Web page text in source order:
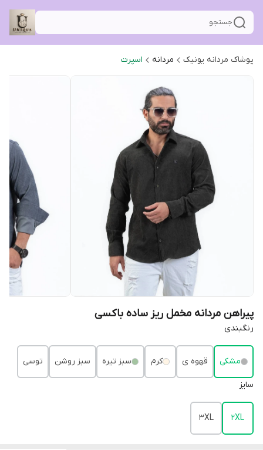
جستجو
پوشاک مردانه یونیک مردانه اسپرت
پیراهن مردانه مخمل ریز ساده باکسی
رنگبندی
مشکی قهوه ی کرم سبز تیره سبز روشن توسی
سایز
2XL
3XL